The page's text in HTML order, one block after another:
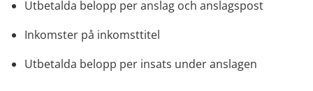
Utbetalda belopp per anslag och anslagspost
Inkomster på inkomsttitel
Utbetalda belopp per insats under anslagen